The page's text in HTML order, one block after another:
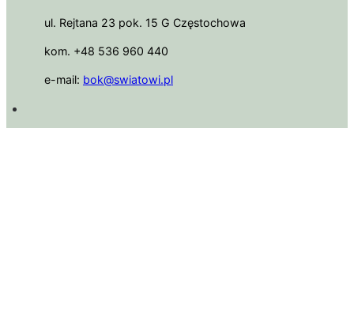
ul. Rejtana 23 pok. 15 G Częstochowa
kom. +48 536 960 440
e-mail: bok@swiatowi.pl